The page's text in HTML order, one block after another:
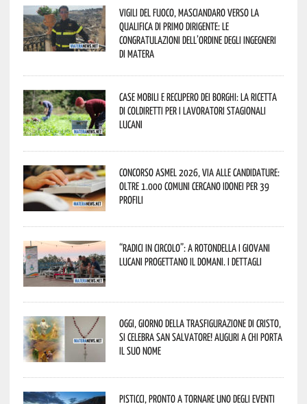
Vigili del Fuoco, Masciandaro verso la
qualifica di Primo Dirigente: le
congratulazioni dell’Ordine degli Ingegneri
di Matera
Case mobili e recupero dei borghi: la ricetta
di Coldiretti per i lavoratori stagionali
lucani
Concorso Asmel 2026, via alle candidature:
oltre 1.000 Comuni cercano idonei per 39
profili
“Radici in Circolo”: a Rotondella i giovani
lucani progettano il domani. I dettagli
Oggi, giorno della Trasfigurazione di Cristo,
si celebra San Salvatore! Auguri a chi porta
il suo nome
Pisticci, pronto a tornare uno degli eventi